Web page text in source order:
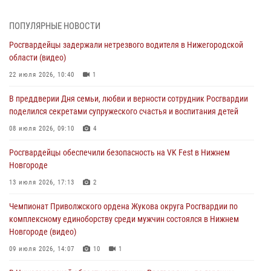
В Нижегородской области продолжаются мероприятия в рамках
16 июля 2026, 05:00
Росгвардейцы обеспечили безопасность на VK Fest в Нижнем
13 июля 2026, 17:13
Нижегородские росгвардейцы за прошедшую неделю выезжали
13 июля 2026, 06:45
Росгвардейцы предотвратили серию краж в Нижнем Новгороде
ПОПУЛЯРНЫЕ НОВОСТИ
Росгвардейцы задержали нетрезвого водителя в Нижегородской
области (видео)
22 июля 2026, 10:40 1
В преддверии Дня семьи, любви и верности сотрудник Росгвардии
поделился секретами супружеского счастья и воспитания детей
08 июля 2026, 09:10 4
Росгвардейцы обеспечили безопасность на VK Fest в Нижнем
Новгороде
13 июля 2026, 17:13 2
Чемпионат Приволжского ордена Жукова округа Росгвардии по
комплексному единоборству среди мужчин состоялся в Нижнем
Новгороде (видео)
09 июля 2026, 14:07 10 1